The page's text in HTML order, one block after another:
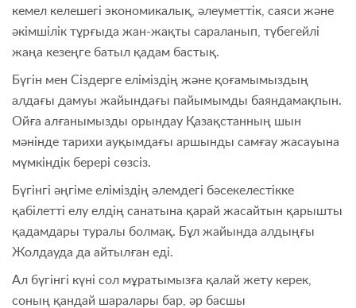
кемел келешегі экономикалық, әлеуметтік, саяси және
әкімшілік тұрғыда жан-жақты сараланып, түбегейлі
жаңа кезеңге батыл қадам бастық.
Бүгін мен Сіздерге еліміздің және қоғамымыздың
алдағы дамуы жайындағы пайымымды баяндамақпын.
Ойға алғанымызды орындау Қазақстанның шын
мәнінде тарихи ауқымдағы аршынды самғау жасауына
мүмкіндік берері сөзсіз.
Бүгінгі әңгіме еліміздің әлемдегі бәсекелестікке
қабілетті елу елдің санатына қарай жасайтын қарышты
қадамдары туралы болмақ. Бұл жайында алдыңғы
Жолдауда да айтылған еді.
Ал бүгінгі күні сол мұратымызға қалай жету керек,
соның қандай шаралары бар, әр басшы